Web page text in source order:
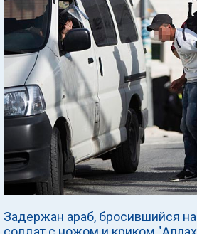
Задержан араб, бросившийся